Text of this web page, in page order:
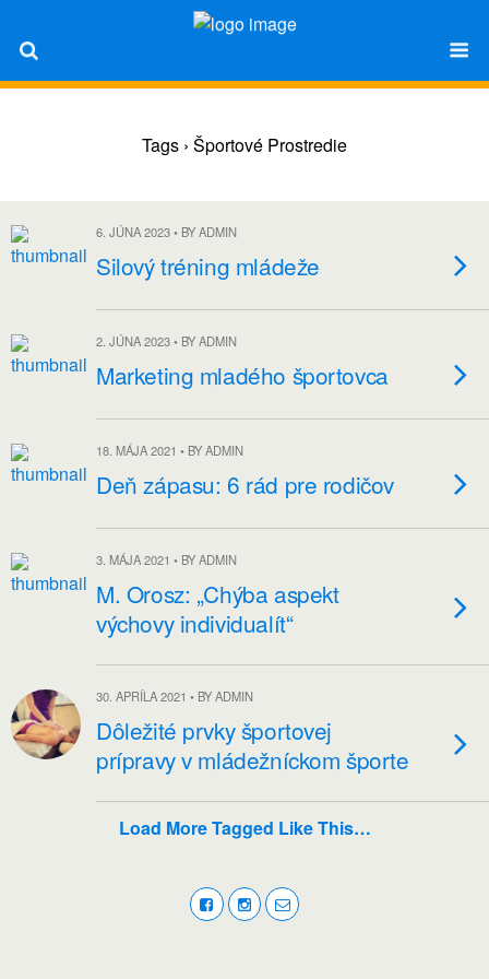
Tags › Športové Prostredie
6. JÚNA 2023 • BY ADMIN
Silový tréning mládeže
2. JÚNA 2023 • BY ADMIN
Marketing mladého športovca
18. MÁJA 2021 • BY ADMIN
Deň zápasu: 6 rád pre rodičov
3. MÁJA 2021 • BY ADMIN
M. Orosz: „Chýba aspekt
výchovy individualít“
30. APRÍLA 2021 • BY ADMIN
Dôležité prvky športovej
prípravy v mládežníckom športe
Load More Tagged Like This…